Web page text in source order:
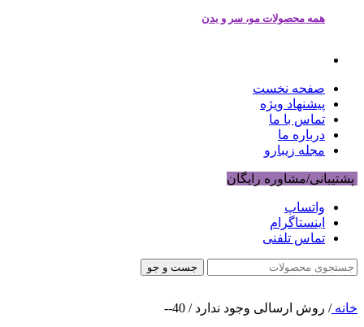
همه محصولات مو، سر و بدن
صفحه نخست
پیشنهاد ویژه
تماس با ما
درباره ما
مجله زیبارو
پشتیبانی/مشاوره رایگان
واتساپ
اینستاگرام
تماس تلفنی
جست و جو
خانه/ روش ارسالی وجود ندارد/
40--